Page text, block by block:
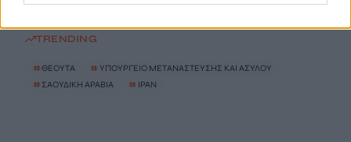
TRENDING
#ΘΕΟΥΤΑ # ΥΠΟΥΡΓΕΙΟ ΜΕΤΑΝΑΣΤΕΥΣΗΣ ΚΑΙ ΑΣΥΛΟΥ
# ΣΑΟΥΔΙΚΗ ΑΡΑΒΙΑ # ΙΡΑΝ